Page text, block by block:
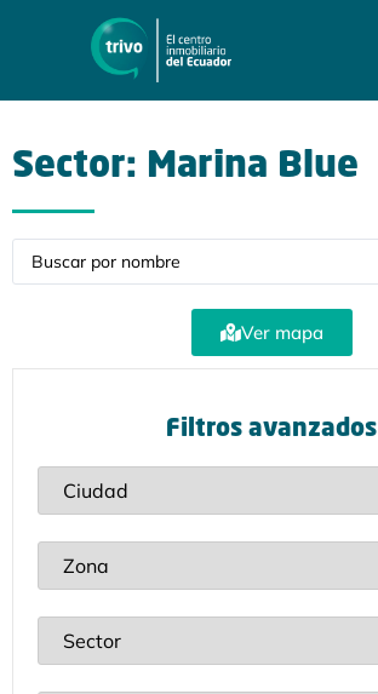
Sector: Marina Blue
Ver mapa
Filtros avanzados